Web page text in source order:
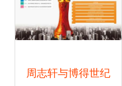
周志轩与博得世纪